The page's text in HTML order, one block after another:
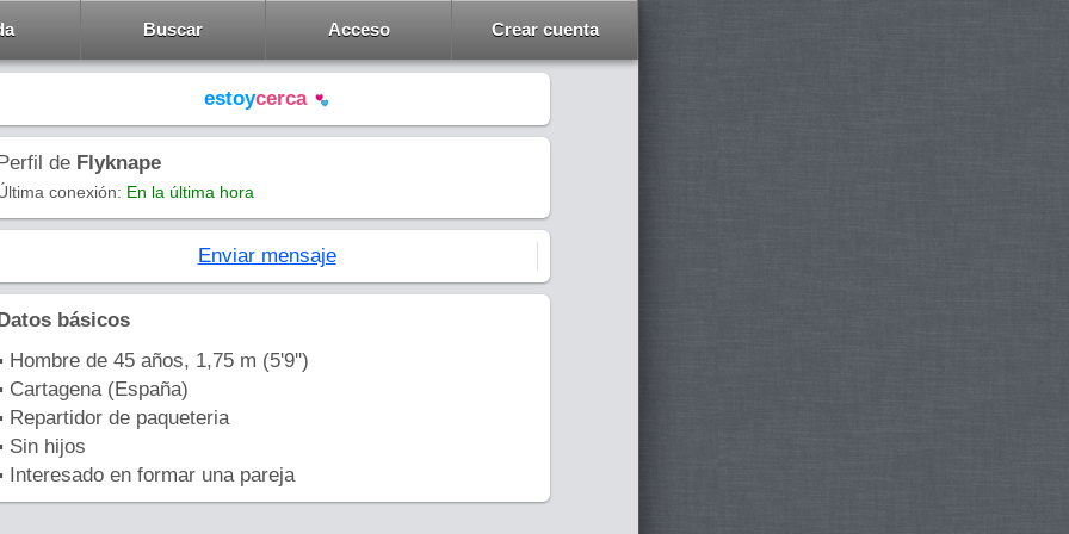
Buscar Acceso Crear cuenta
estoycerca
de Flyknape
conexión: En la última hora
Enviar mensaje
básicos
Hombre de 45 años, 1,75 m (5'9'')
Cartagena (España)
Repartidor de paqueteria
Sin hijos
Interesado en formar una pareja